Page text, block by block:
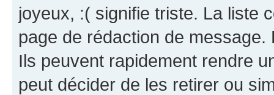
joyeux, :( signifie triste. La liste
page de rédaction de
Ils peuvent rapidement rendre
peut décider de les retirer ou